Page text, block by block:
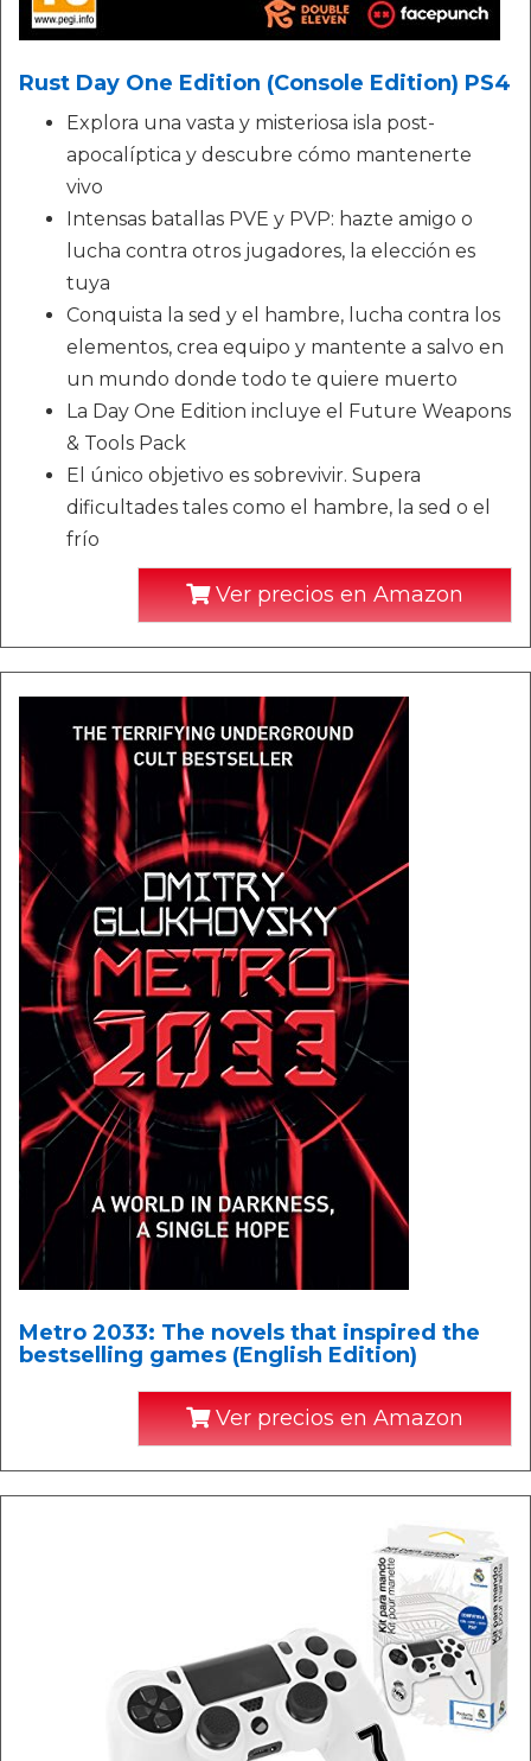
Rust Day One Edition (Console Edition) PS4
Explora una vasta y misteriosa isla post-
apocalíptica y descubre cómo mantenerte
vivo
Intensas batallas PVE y PVP: hazte amigo o
lucha contra otros jugadores, la elección es
tuya
Conquista la sed y el hambre, lucha contra los
elementos, crea equipo y mantente a salvo en
un mundo donde todo te quiere muerto
La Day One Edition incluye el Future Weapons
& Tools Pack
El único objetivo es sobrevivir. Supera
dificultades tales como el hambre, la sed o el
frío
Ver precios en Amazon
Metro 2033: The novels that inspired the
bestselling games (English Edition)
Ver precios en Amazon